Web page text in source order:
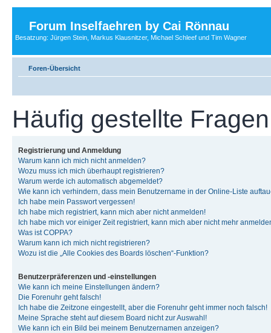
Forum Inselfaehren by Cai Rönnau
Besatzung: Jürgen Stein, Markus Klausnitzer, Michael Schleef und Tim Wagner
Foren-Übersicht
Häufig gestellte Fragen
Registrierung und Anmeldung
Warum kann ich mich nicht anmelden?
Wozu muss ich mich überhaupt registrieren?
Warum werde ich automatisch abgemeldet?
Wie kann ich verhindern, dass mein Benutzername in der Online-Liste
Ich habe mein Passwort vergessen!
Ich habe mich registriert, kann mich aber nicht anmelden!
Ich habe mich vor einiger Zeit registriert, kann mich aber nicht mehr
Was ist COPPA?
Warum kann ich mich nicht registrieren?
Wozu ist die „Alle Cookies des Boards löschen“-Funktion?
Benutzerpräferenzen und -einstellungen
Wie kann ich meine Einstellungen ändern?
Die Forenuhr geht falsch!
Ich habe die Zeitzone eingestellt, aber die Forenuhr geht immer noch falsch!
Meine Sprache steht auf diesem Board nicht zur Auswahl!
Wie kann ich ein Bild bei meinem Benutzernamen anzeigen?